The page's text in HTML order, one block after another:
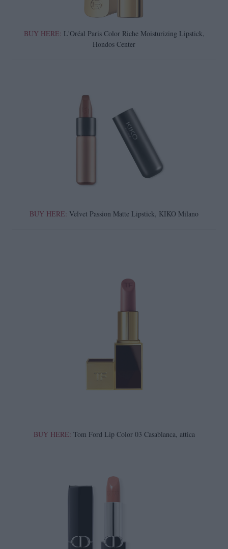
BUY HERE: L'Oréal Paris Color Riche Moisturizing Lipstick,
Hondos Center
BUY HERE: Velvet Passion Matte Lipstick, KIKO Milano
BUY HERE: Tom Ford Lip Color 03 Casablanca, attica